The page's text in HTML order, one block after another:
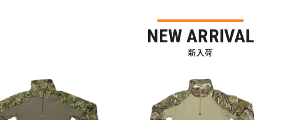
NEW ARRIVAL
新入荷